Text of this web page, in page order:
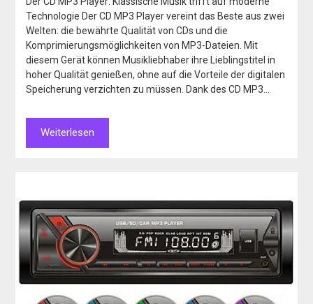
Technologie Der CD MP3 Player vereint das Beste aus zwei
Welten: die bewährte Qualität von CDs und die
Komprimierungsmöglichkeiten von MP3-Dateien. Mit
diesem Gerät können Musikliebhaber ihre Lieblingstitel in
hoher Qualität genießen, ohne auf die Vorteile der digitalen
Speicherung verzichten zu müssen. Dank des CD MP3…
Weiterlesen